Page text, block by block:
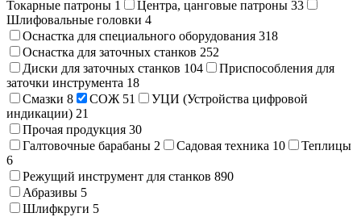
Токарные патроны 1 Центра, цанговые патроны 33
Шлифовальные головки 4
Оснастка для специального оборудования 318
Оснастка для заточных станков 252
Диски для заточных станков 104
Приспособления для
заточки инструмента 18
Смазки 8 СОЖ 51
УЦИ (Устройства цифровой
индикации) 21
Прочая продукция 30
Галтовочные барабаны 2 Садовая техника 10
Теплицы
6
Режущий инструмент для станков 890
Абразивы 5
Шлифкруги 5